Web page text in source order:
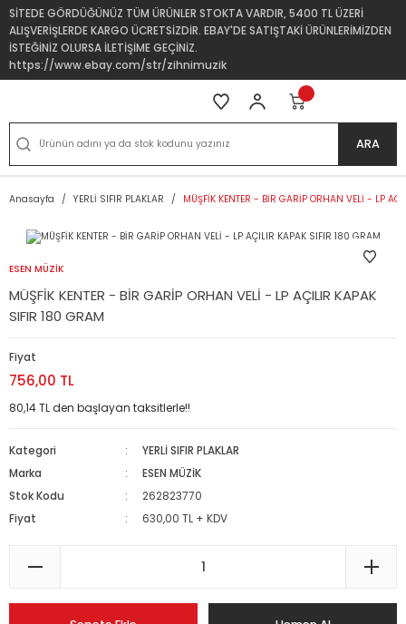
SİTEDE GÖRDÜĞÜNÜZ TÜM ÜRÜNLER STOKTA VARDIR, 5400 TL ÜZERİ
ALIŞVERİŞLERDE KARGO ÜCRETSİZDİR. EBAY'DE SATIŞTAKİ ÜRÜNLERİMİZDEN
İSTEĞİNİZ OLURSA İLETİŞİME GEÇİNİZ.
https://www.ebay.com/str/zihnimuzik
ARA
Anasayfa YERLİ SIFIR PLAKLAR MÜŞFİK KENTER - BİR GARİP ORHAN VELİ - LP
ESEN MÜZİK
MÜŞFİK KENTER - BİR GARİP ORHAN VELİ - LP AÇILIR KAPAK
SIFIR 180 GRAM
Fiyat
756,00 TL
80,14 TL den başlayan taksitlerle!!
Kategori
YERLİ SIFIR PLAKLAR
Marka
ESEN MÜZİK
Stok Kodu
262823770
Fiyat
630,00 TL + KDV